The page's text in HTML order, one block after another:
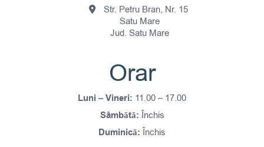
Str. Petru Bran, Nr. 15
Satu Mare
Jud. Satu Mare
Orar
Luni – Vineri: 11.00 – 17.00
Sâmbătă: Închis
Duminică: Închis